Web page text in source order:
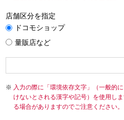
店舗区分を指定
ドコモショップ
量販店など
入力の際に「環境依存文字」（一般的
けないとされる漢字や記号）を使用し
る場合がありますのでご注意ください。